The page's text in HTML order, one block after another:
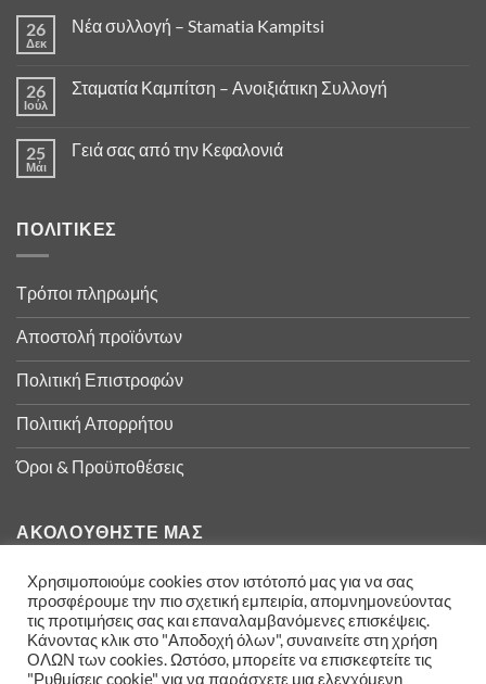
26
Δεκ
Νέα συλλογή – Stamatia Kampitsi
26
Ιούλ
Σταματία Καμπίτση – Ανοιξιάτικη Συλλογή
25
Μάι
Γειά σας από την Κεφαλονιά
ΠΟΛΙΤΙΚΈΣ
Τρόποι πληρωμής
Αποστολή προϊόντων
Πολιτική Επιστροφών
Πολιτική Απορρήτου
Όροι & Προϋποθέσεις
ΑΚΟΛΟΥΘΉΣΤΕ ΜΑΣ
Χρησιμοποιούμε cookies στον ιστότοπό μας για να σας
προσφέρουμε την πιο σχετική εμπειρία, απομνημονεύοντας
τις προτιμήσεις σας και επαναλαμβανόμενες επισκέψεις.
Κάνοντας κλικ στο "Αποδοχή όλων", συναινείτε στη χρήση
ΟΛΩΝ των cookies. Ωστόσο, μπορείτε να επισκεφτείτε τις
"Ρυθμίσεις cookie" για να παράσχετε μια ελεγχόμενη